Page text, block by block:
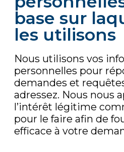
base sur
les utilisons
Nous utilisons vos
personnelles pour
demandes et
adressez. Nous nous
l’intérêt légitime
pour le faire afin de
efficace à votre